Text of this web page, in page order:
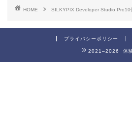
HOME SILKYPIX Developer Studio Pro10
プライバシーポリシー
2021–2026 体